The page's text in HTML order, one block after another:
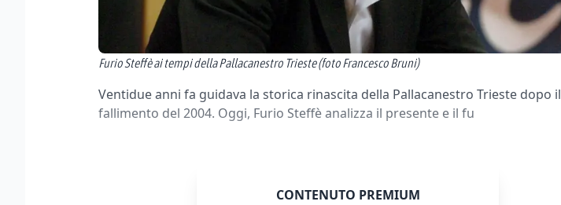
Furio Steffè ai tempi della Pallacanestro Trieste (foto Francesco Bruni)
Ventidue anni fa guidava la storica rinascita della Pallacanestro Trieste dopo il
fallimento del 2004. Oggi, Furio Steffè analizza il presente e il fu
CONTENUTO PREMIUM